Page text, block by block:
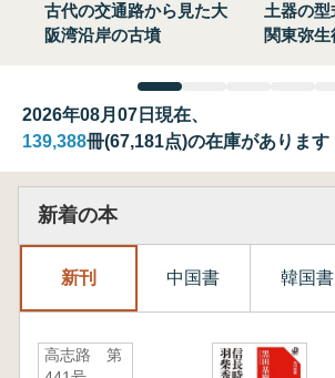
古代の交通路から見た大
阪湾沿岸の古墳
土器の
関東弥
2026年08月07日現在、
139,388冊(67,181点)の在庫があります
新着の本
新刊 中国書 韓国書
高志路 第